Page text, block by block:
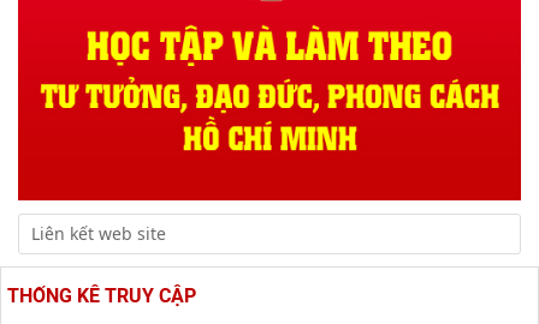
THỐNG KÊ TRUY CẬP